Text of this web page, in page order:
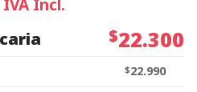
IVA Incl.
$22.300
$22.990